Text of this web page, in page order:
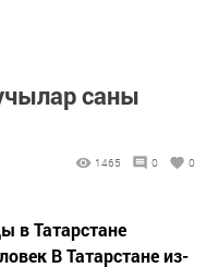
саны
1465 0 0
в Татарстане
В Татарстане из-